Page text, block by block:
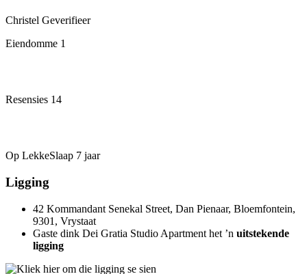
Christel Geverifieer
Eiendomme 1
Resensies 14
Op LekkeSlaap 7 jaar
Ligging
42 Kommandant Senekal Street, Dan Pienaar, Bloemfontein,
9301, Vrystaat
Gaste dink Dei Gratia Studio Apartment het ’n uitstekende
ligging